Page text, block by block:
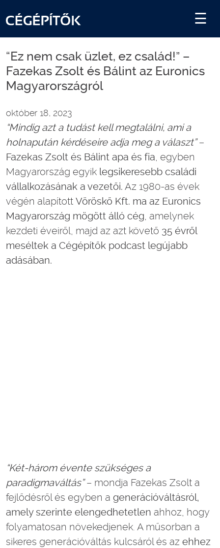
“Ez nem csak üzlet, ez család!” –
Fazekas Zsolt és Bálint az Euronics
Magyarországról
október 18, 2023
“Mindig azt a tudást kell megtalálni, ami a
holnapután kérdéseire adja meg a választ”–
Fazekas Zsolt és Bálint apa és fia, egyben
Magyarország egyik legsikeresebb családi
vállalkozásának a vezetői. Az 1980-as évek
végén alapított Vöröskő Kft. ma az Euronics
Magyarország mögött álló cég, amelynek
kezdeti éveiről, majd az azt követő 35 évről
meséltek a Cégépítők podcast legújabb
adásában.
“Két-három évente szükséges a
paradigmaváltás”– mondja Fazekas Zsolt a
fejlődésről és egyben a generációváltásról,
amely szerinte elengedhetetlen ahhoz, hogy
folyamatosan növekedjenek. A műsorban a
sikeres generációváltás kulcsáról és az ehhez